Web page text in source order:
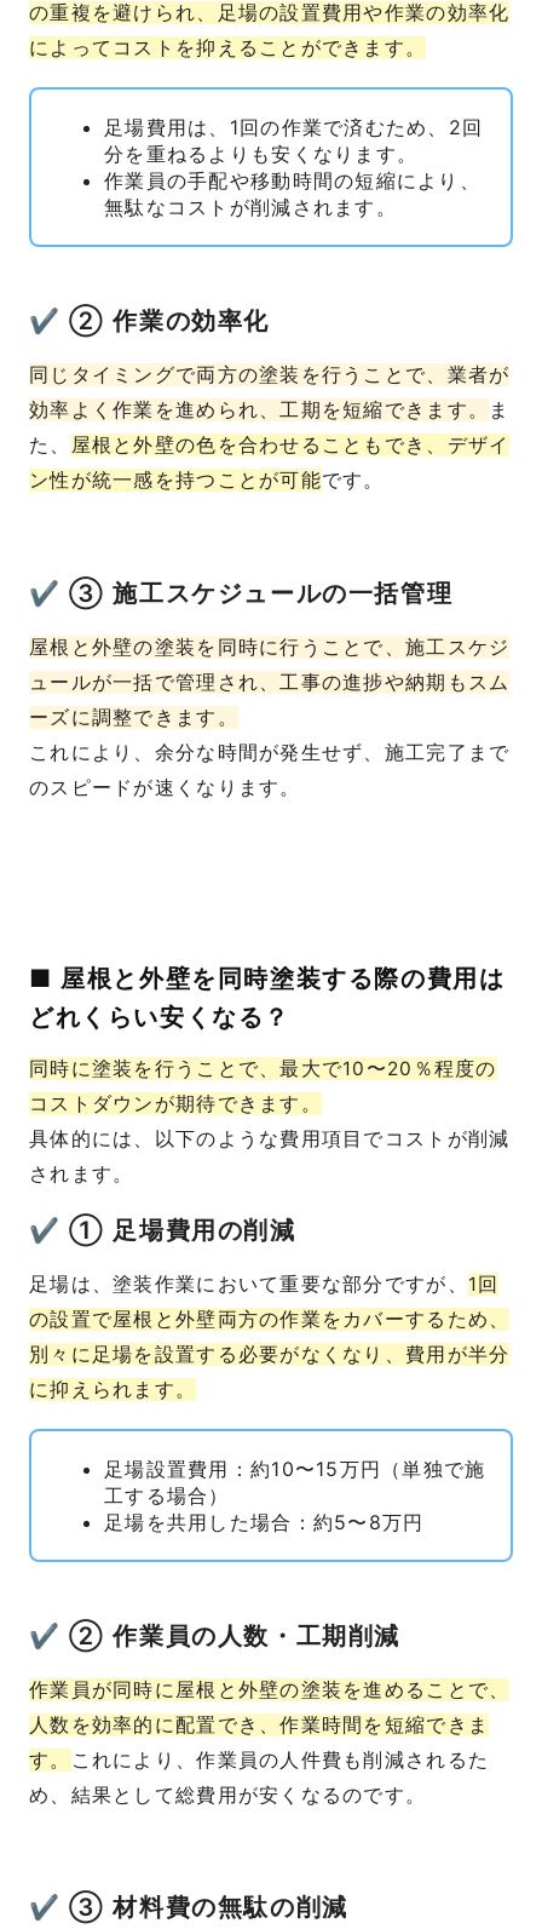
の重複を避けられ、足場の設置費用や作業の効率化
によってコストを抑えることができます。
足場費用は、1回の作業で済むため、2回
分を重ねるよりも安くなります。
作業員の手配や移動時間の短縮により、
無駄なコストが削減されます。
✔ ② 作業の効率化
同じタイミングで両方の塗装を行うことで、業者が
効率よく作業を進められ、工期を短縮できます。
ま
た、 屋根と外壁の色を合わせることもでき、デザイ
ン性が統一感を持つことが可能です。
✔ ③ 施工スケジュールの一括管理
屋根と外壁の塗装を同時に行うことで、施工スケジ
ュールが一括で管理され、工事の進捗や納期もスム
ーズに調整できます。
これにより、余分な時間が発生せず、施工完了まで
のスピードが速くなります。
■ 屋根と外壁を同時塗装する際の費用は
どれくらい安くなる？
同時に塗装を行うことで、最大で10〜20％程度の
コストダウンが期待できます。
具体的には、以下のような費用項目でコストが削減
されます。
✔ ① 足場費用の削減
足場は、塗装作業において重要な部分ですが、 1回
の設置で屋根と外壁両方の作業をカバーするため、
別々に足場を設置する必要がなくなり、費用が半分
に抑えられます。
足場設置費用：約10〜15万円（単独で施
工する場合）
足場を共用した場合：約5〜8万円
✔ ② 作業員の人数・工期削減
作業員が同時に屋根と外壁の塗装を進めることで、
人数を効率的に配置でき、作業時間を短縮できま
す。
これにより、作業員の人件費も削減されるた
め、結果として総費用が安くなるのです。
✔ ③ 材料費の無駄の削減